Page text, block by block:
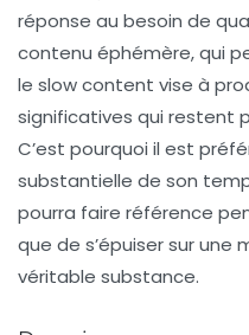
réponse au besoin de
contenu éphémère, qui
le slow content vise à
significatives qui restent
C’est pourquoi il est
substantielle de son
pourra faire référence
que de s’épuiser sur
véritable substance.